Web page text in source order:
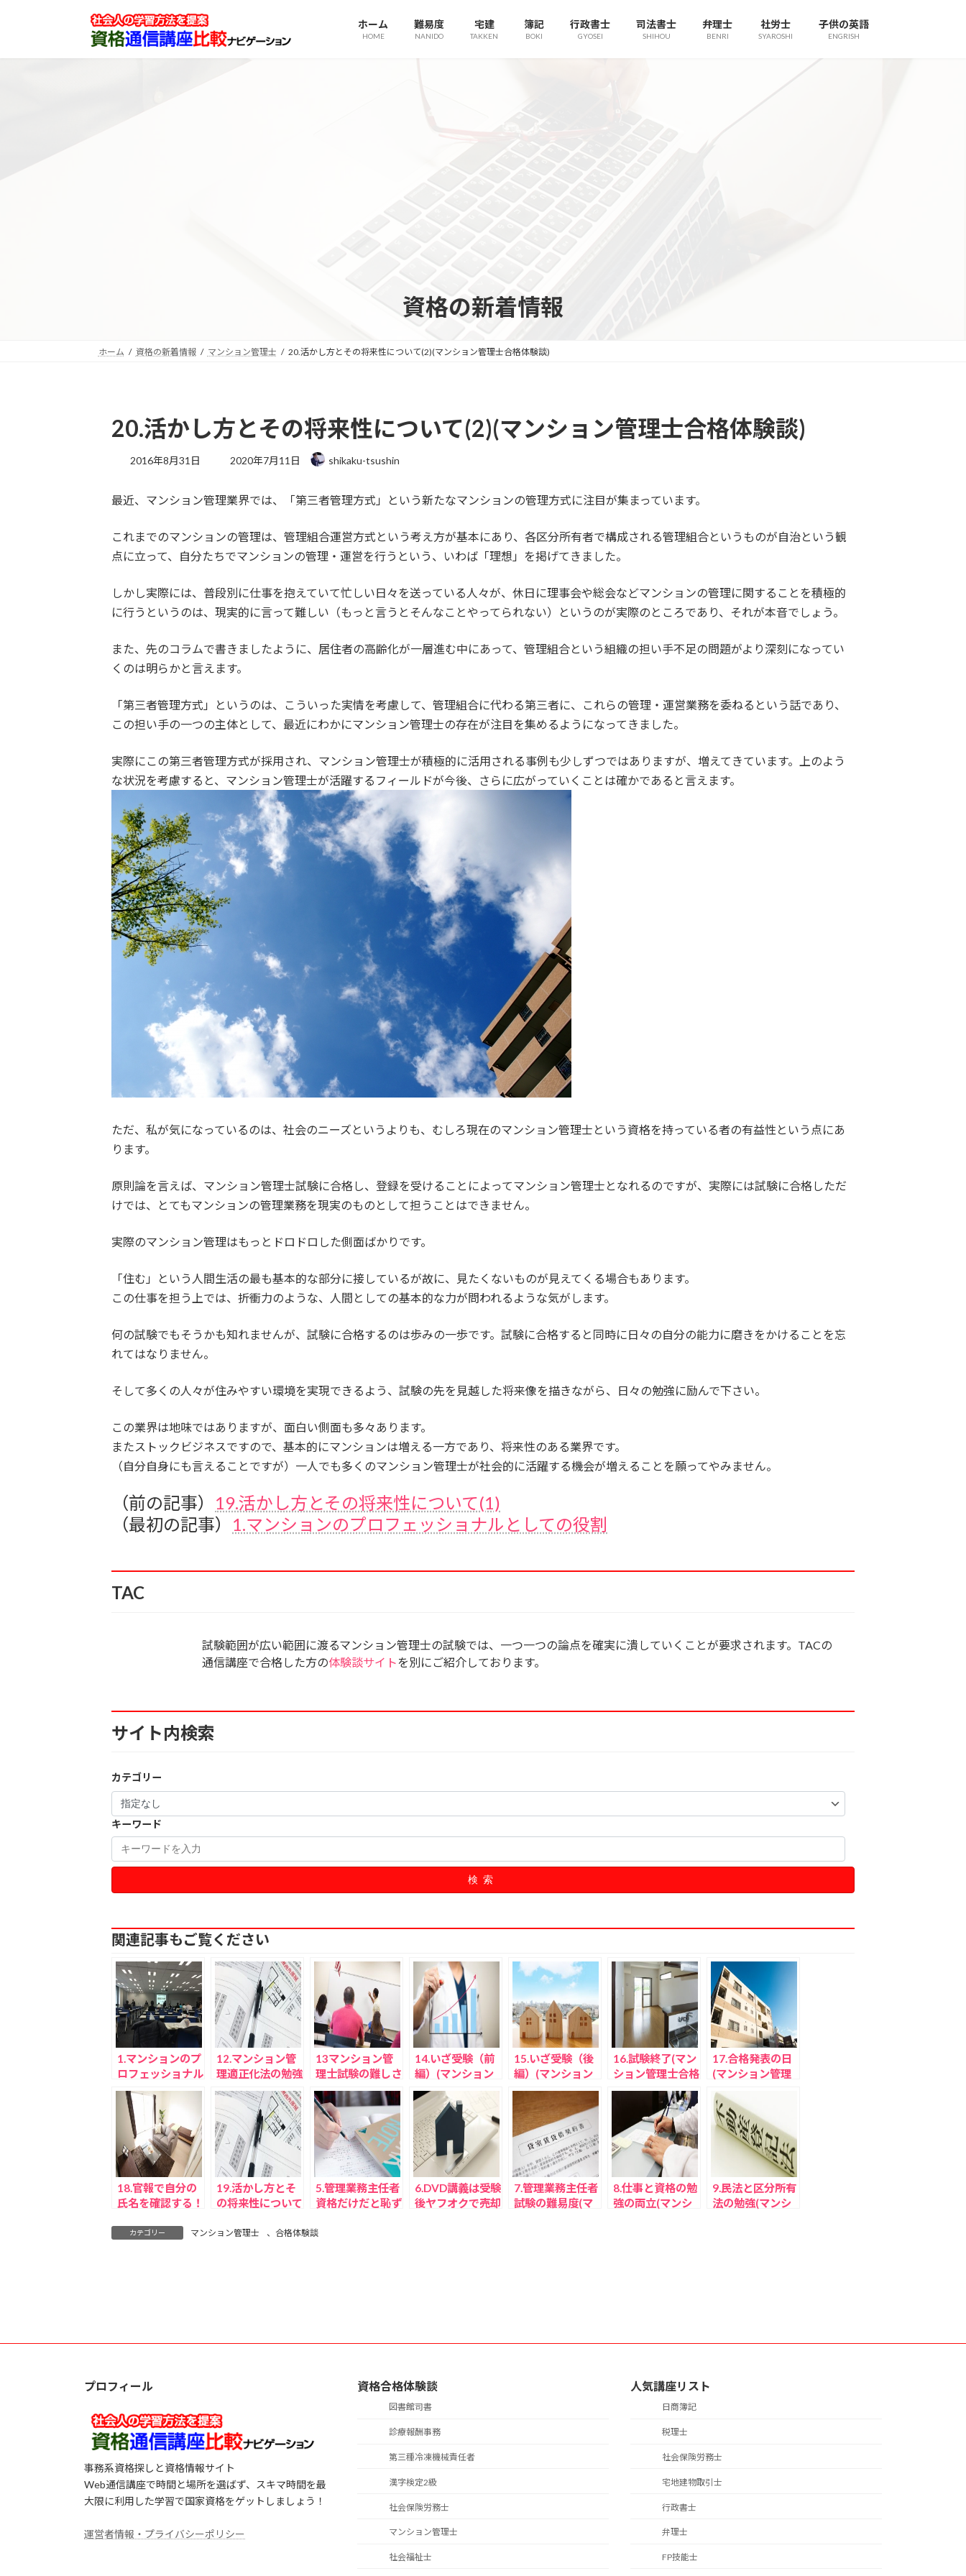
ン
ー
ホーム
HOME
難易度
NANIDO
宅建
TAKKEN
簿記
BOKI
行政書士
GYOSEI
司法書士
SHIHOU
弁理士
BENRI
社労士
SYAROSHI
子供の英語
ENGRISH
資格の新着情報
ホーム 資格の新着情報 マンション管理士 20.活かし方とその将来性について(2)(マンション管理士合格体験談)
20.活かし方とその将来性について(2)(マンション管理士合格体験談)
2016年8月31日
最
新
:
2020年7月11日 shikaku-tsushin
最近、マンション管理業界では、「第三者管理方式」という新たなマンションの管理方式に注目が集まっています。
これまでのマンションの管理は、管理組合運営方式という考え方が基本にあり、各区分所有者で構成される管理組合というものが自治という観
点に立って、自分たちでマンションの管理・運営を行うという、いわば「理想」を掲げてきました。
しかし実際には、普段別に仕事を抱えていて忙しい日々を送っている人々が、休日に理事会や総会などマンションの管理に関することを積極的
に行うというのは、現実的に言って難しい（もっと言うとそんなことやってられない）というのが実際のところであり、それが本音でしょう。
また、先のコラムで書きましたように、居住者の高齢化が一層進む中にあって、管理組合という組織の担い手不足の問題がより深刻になってい
くのは明らかと言えます。
「第三者管理方式」というのは、こういった実情を考慮して、管理組合に代わる第三者に、これらの管理・運営業務を委ねるという話であり、
この担い手の一つの主体として、最近にわかにマンション管理士の存在が注目を集めるようになってきました。
実際にこの第三者管理方式が採用され、マンション管理士が積極的に活用される事例も少しずつではありますが、増えてきています。上のよう
な状況を考慮すると、マンション管理士が活躍するフィールドが今後、さらに広がっていくことは確かであると言えます。
ただ、私が気になっているのは、社会のニーズというよりも、むしろ現在のマンション管理士という資格を持っている者の有益性という点にあ
ります。
原則論を言えば、マンション管理士試験に合格し、登録を受けることによってマンション管理士となれるのですが、実際には試験に合格しただ
けでは、とてもマンションの管理業務を現実のものとして担うことはできません。
実際のマンション管理はもっとドロドロした側面ばかりです。
「住む」という人間生活の最も基本的な部分に接しているが故に、見たくないものが見えてくる場合もあります。
この仕事を担う上では、折衝力のような、人間としての基本的な力が問われるような気がします。
何の試験でもそうかも知れませんが、試験に合格するのは歩みの一歩です。試験に合格すると同時に日々の自分の能力に磨きをかけることを忘
れてはなりません。
そして多くの人々が住みやすい環境を実現できるよう、試験の先を見越した将来像を描きながら、日々の勉強に励んで下さい。
この業界は地味ではありますが、面白い側面も多々あります。
またストックビジネスですので、基本的にマンションは増える一方であり、将来性のある業界です。
（自分自身にも言えることですが）一人でも多くのマンション管理士が社会的に活躍する機会が増えることを願ってやみません。
（前の記事） 19.活かし方とその将来性について(1)
（最初の記事） 1.マンションのプロフェッショナルとしての役割
TAC
試験範囲が広い範囲に渡るマンション管理士の試験では、一つ一つの論点を確実に潰していくことが要求されます。TACの
通信講座で合格した方の体験談サイトを別にご紹介しております。
サイト内検索
カテゴリー
キーワード
検索
関連記事もご覧ください
1.マンションのプ
ロフェッショナル
としての役割(マ
ンション管理士合
格体験談)
12.マンション管
理適正化法の勉強
(マンション管理
士合格体験談)
13マンション管
理士試験の難しさ
(マンション管理
士合格体験談)
14.いざ受験（前
編）(マンション
管理士合格体験
談)
15.いざ受験（後
編）(マンション
管理士合格体験
16.試験終了(マン
ション管理士合格
体験談)
17.合格発表の日
(マンション管理
18.官報で自分の
氏名を確認する！
士合格体験談)
19.活かし方とそ
の将来性について
理士合格体験談)
5.管理業務主任者
資格だけだと恥ず
ン管理士合格体験
6.DVD講義は受験
後ヤフオクで売却
7.管理業務主任者
試験の難易度(マ
8.仕事と資格の勉
強の両立(マンシ
9.民法と区分所有
法の勉強(マンシ
カテゴリー マンション管理士 、 合格体験談
プロフィール
事務系資格探しと資格情報サイト
Web通信講座で時間と場所を選ばず、スキマ時間を最
大限に利用した学習で国家資格をゲットしましょう！
運営者情報・プライバシーポリシー
資格合格体験談
図書館司書
診療報酬事務
第三種冷凍機械責任者
漢字検定2級
社会保険労務士
マンション管理士
社会福祉士
人気講座リスト
日商簿記
税理士
社会保険労務士
宅地建物取引士
行政書士
弁理士
FP技能士